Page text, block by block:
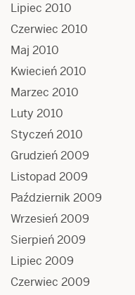
Lipiec 2010
Czerwiec 2010
Maj 2010
Kwiecień 2010
Marzec 2010
Luty 2010
Styczeń 2010
Grudzień 2009
Listopad 2009
Październik 2009
Wrzesień 2009
Sierpień 2009
Lipiec 2009
Czerwiec 2009